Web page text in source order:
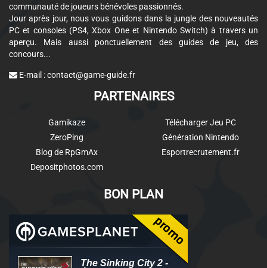
communauté de joueurs bénévoles passionnés.
Jour après jour, nous vous guidons dans la jungle des nouveautés
PC et consoles (PS4, Xbox One et Nintendo Switch) à travers un
aperçu. Mais aussi ponctuellement des guides de jeu, des
concours...
E-mail :contact@game-guide.fr
PARTENAIRES
Gamikaze
ZeroPing
Blog de RpGmAx
Depositphotos.com
Télécharger Jeu PC
Génération Nintendo
Esportrecrutement.fr
BON PLAN